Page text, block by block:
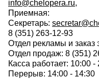
info@chelopera.ru,
Приемная:
Секретарь:
8 (351) 263-12-93
Отдел рекламы и заказ
Отдел продаж: 8 (351)
Касса работает: 10:00 -
Перерыв: 14:00 - 14:30